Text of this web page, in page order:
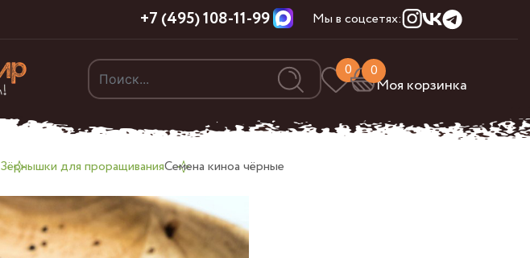
+7 (495) 108-11-99 Мы в соцсетях:
0 0
Моя корзинка
Зёрнышки для проращиванияСемена киноа чёрные